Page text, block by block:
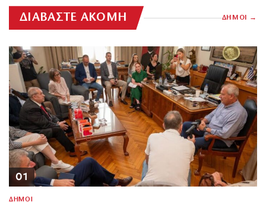
ΔΙΑΒΑΣΤΕ ΑΚΟΜΗ ΔΗΜΟΙ
01
ΔΗΜΟΙ